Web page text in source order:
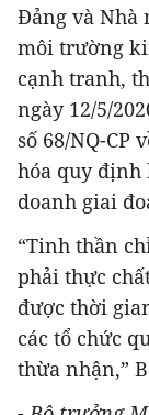
Đảng và Nhà
môi trường
cạnh tranh,
ngày 12/5/
số 68/NQ-
hóa quy
doanh giai
“Tinh thần
phải thực
được thời
các tổ chức
thừa nhận,”